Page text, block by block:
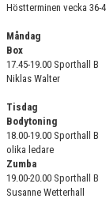
DANS
AVGIFTER
VÅRA GRUPPER
KLUBBINFO
Höstterminen vecka 36-
Måndag
Box
17.45-19.00 Sporthall B
Niklas Walter
Tisdag
Bodytoning
18.00-19.00 Sporthall B
olika ledare
Zumba
19.00-20.00 Sporthall B
Susanne Wetterhall